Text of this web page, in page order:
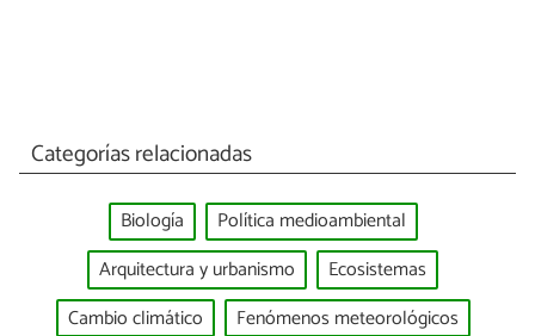
Categorías relacionadas
Biología
Política medioambiental
Arquitectura y urbanismo
Ecosistemas
Cambio climático
Fenómenos meteorológicos